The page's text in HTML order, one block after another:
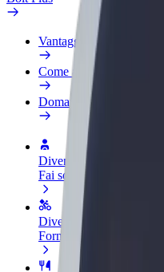
Vantaggi
Come aderire
Domande Frequenti
Diventa un driver
Fai soldi alle tue
Diventa un autista Bolt
Fornisci cibo e ricevi